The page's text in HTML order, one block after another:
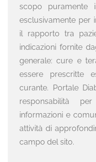
scopo puramente
esclusivamente per
il rapporto tra
indicazioni fornite
generale: cure e
essere prescritte
curante. Portale
responsabilità
informazioni e
attività di
campo del sito.